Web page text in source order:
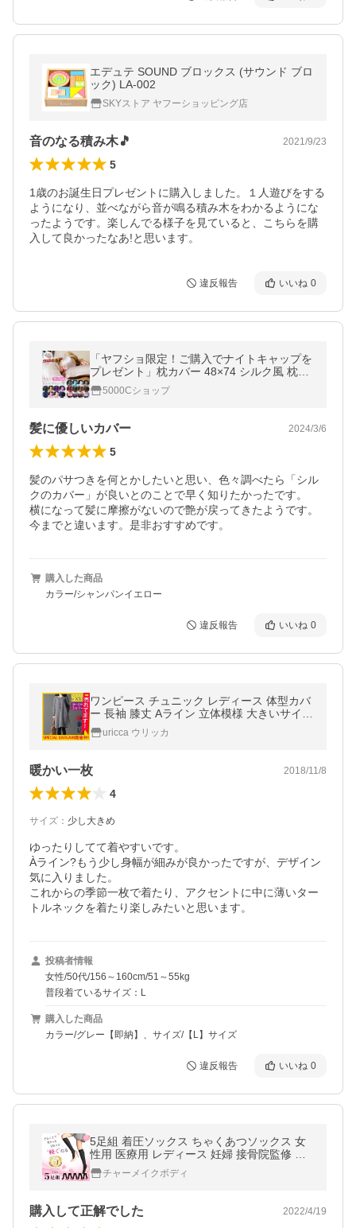
エデュテ SOUND ブロックス (サウンド ブロ
ック) LA-002
SKYストア ヤフーショッピング店
音のなる積み木🎵 2021/9/23
5
1歳のお誕生日プレゼントに購入しました。１人遊びをする
ようになり、並べながら音が鳴る積み木をわかるようにな
ったようです。楽しんでる様子を見ていると、こちらを購
入して良かったなあ!と思います。
違反報告 いいね 0
「ヤフショ限定！ご購入でナイトキャップを
プレゼント」枕カバー 48×74 シルク風 枕パ
ッド ロング まくら 洗える 枕 カバー 大きめ
取り外しが簡単 肌に優しい
5000Cショップ
髪に優しいカバー 2024/3/6
5
髪のパサつきを何とかしたいと思い、色々調べたら「シル
クのカバー」が良いとのことで早く知りたかったです。
横になって髪に摩擦がないので艶が戻ってきたようです。
今までと違います。是非おすすめです。
購入した商品
カラー/シャンパンイエロー
違反報告 いいね 0
ワンピース チュニック レディース 体型カバ
ー 長袖 膝丈 Aライン 立体模様 大きいサイズ
(w250)
uricca ウリッカ
暖かい一枚 2018/11/8
4
サイズ ： 少し大きめ
ゆったりしてて着やすいです。
Àライン?もう少し身幅が細みが良かったですが、デザイン
気に入りました。
これからの季節一枚で着たり、アクセントに中に薄いター
トルネックを着たり楽しみたいと思います。
投稿者情報
女性/50代/156～160cm/51～55kg
普段着ているサイズ：L
購入した商品
カラー/グレー【即納】、サイズ/【L】サイズ
違反報告 いいね 0
5足組 着圧ソックス ちゃくあつソックス 女
性用 医療用 レディース 妊婦 接骨院監修 昼
夜兼用 一日中 ひざ下 看護師 オフィス チャ
ーメイクボディ
チャーメイクボディ
購入して正解でした 2022/4/19